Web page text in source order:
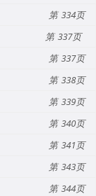
334
337
337
338
339
340
341
343
344